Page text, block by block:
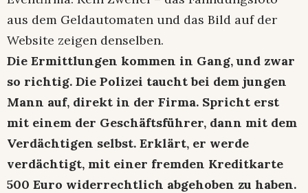
aus dem Geldautomaten und das Bild auf der
Website zeigen denselben.
Die Ermittlungen kommen in Gang, und zwar
so richtig. Die Polizei taucht bei dem jungen
Mann auf, direkt in der Firma. Spricht erst
mit einem der Geschäftsführer, dann mit dem
Verdächtigen selbst. Erklärt, er werde
verdächtigt, mit einer fremden Kreditkarte
500 Euro widerrechtlich abgehoben zu haben.